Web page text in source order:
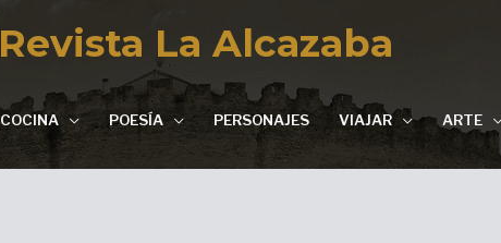
Revista La Alcazaba
COCINA POESÍA PERSONAJES VIAJAR ARTE